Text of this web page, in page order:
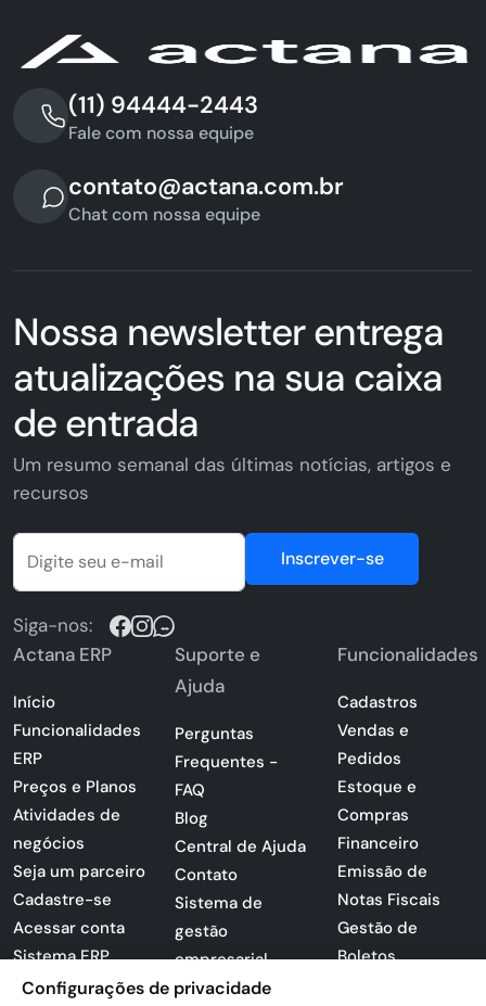
(11) 94444-2443
Fale com nossa equipe
contato@actana.com.br
Chat com nossa equipe
Nossa newsletter entrega
atualizações na sua caixa
de entrada
Um resumo semanal das últimas notícias, artigos e
recursos
Inscrever-se
Siga-nos:
Actana ERP
Início
Funcionalidades
ERP
Preços e Planos
Atividades de
negócios
Seja um parceiro
Cadastre-se
Acessar conta
Sistema ERP
Apresentação
Suporte e
Ajuda
Perguntas
Frequentes -
FAQ
Blog
Central de Ajuda
Contato
Sistema de
gestão
empresarial
Sistema para
Funcionalidades
Cadastros
Vendas e
Pedidos
Estoque e
Compras
Financeiro
Emissão de
Notas Fiscais
Gestão de
Boletos
Configurações de privacidade